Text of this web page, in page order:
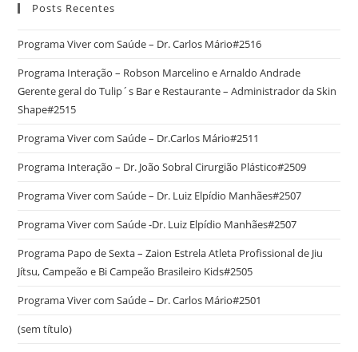
Posts Recentes
Programa Viver com Saúde – Dr. Carlos Mário#2516
Programa Interação – Robson Marcelino e Arnaldo Andrade
Gerente geral do Tulip´s Bar e Restaurante – Administrador da Skin
Shape#2515
Programa Viver com Saúde – Dr.Carlos Mário#2511
Programa Interação – Dr. João Sobral Cirurgião Plástico#2509
Programa Viver com Saúde – Dr. Luiz Elpídio Manhães#2507
Programa Viver com Saúde -Dr. Luiz Elpídio Manhães#2507
Programa Papo de Sexta – Zaion Estrela Atleta Profissional de Jiu
Jítsu, Campeão e Bi Campeão Brasileiro Kids#2505
Programa Viver com Saúde – Dr. Carlos Mário#2501
(sem título)